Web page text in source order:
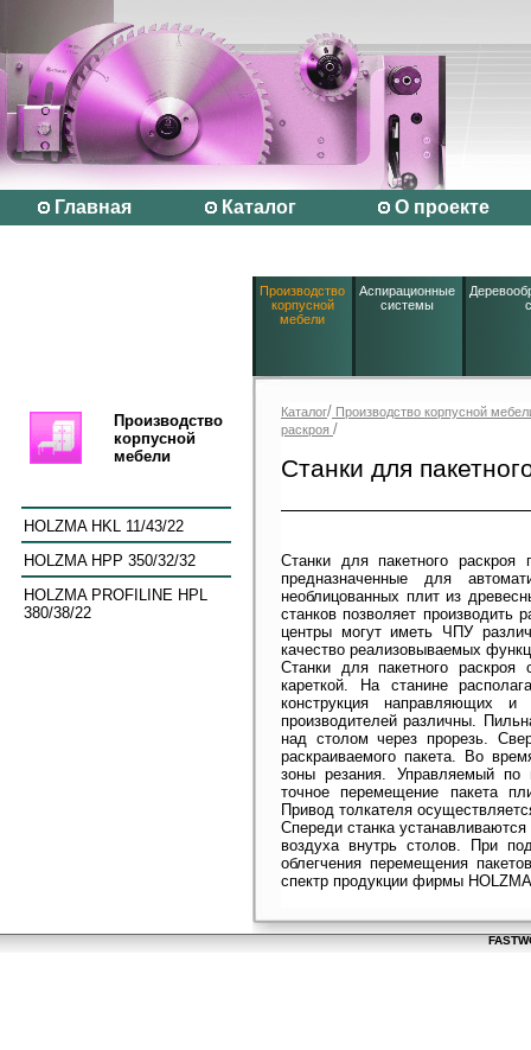
Главная Каталог О проекте
Производство
корпусной
мебели
Аспирационные
системы
Производство
корпусной
мебели
HOLZMA HKL 11/43/22
HOLZMA HPP 350/32/32
HOLZMA PROFILINE HPL
380/38/22
Каталог/ Производство корпусной
раскроя /
Станки для
Станки для пакетного
предназначенные для
необлицованных плит из
станков позволяет производить
центры могут иметь ЧПУ
качество реализовываемых
Станки для пакетного
кареткой. На станине
конструкция направляющих
производителей различны.
над столом через прорезь.
раскраиваемого пакета. Во
зоны резания. Управляемый по
точное перемещение пакета
Привод толкателя
Спереди станка
воздуха внутрь столов. При
облегчения перемещения
спектр продукции фирмы